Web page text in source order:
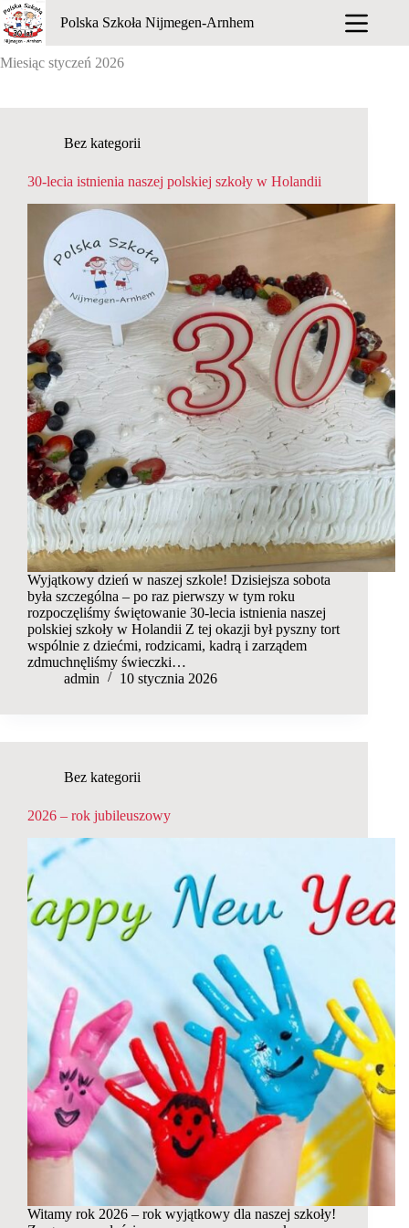
Przejdź
do
treści
Polska Szkoła Nijmegen-Arnhem
Miesiąc styczeń 2026
Bez kategorii
30-lecia istnienia naszej polskiej szkoły w Holandii
Wyjątkowy dzień w naszej szkole! Dzisiejsza sobota
była szczególna – po raz pierwszy w tym roku
rozpoczęliśmy świętowanie 30-lecia istnienia naszej
polskiej szkoły w Holandii Z tej okazji był pyszny tort
wspólnie z dziećmi, rodzicami, kadrą i zarządem
zdmuchnęliśmy świeczki…
admin
10 stycznia 2026
Bez kategorii
2026 – rok jubileuszowy
Witamy rok 2026 – rok wyjątkowy dla naszej szkoły!